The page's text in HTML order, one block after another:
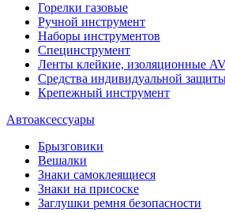
Горелки газовые
Ручной инструмент
Наборы инструментов
Специнструмент
Ленты клейкие, изоляционные
Средства индивидуальной
Крепежный инструмент
Автоаксессуары
Брызговики
Вешалки
Знаки самоклеящиеся
Знаки на присоске
Заглушки ремня безопасности